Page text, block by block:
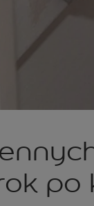
po